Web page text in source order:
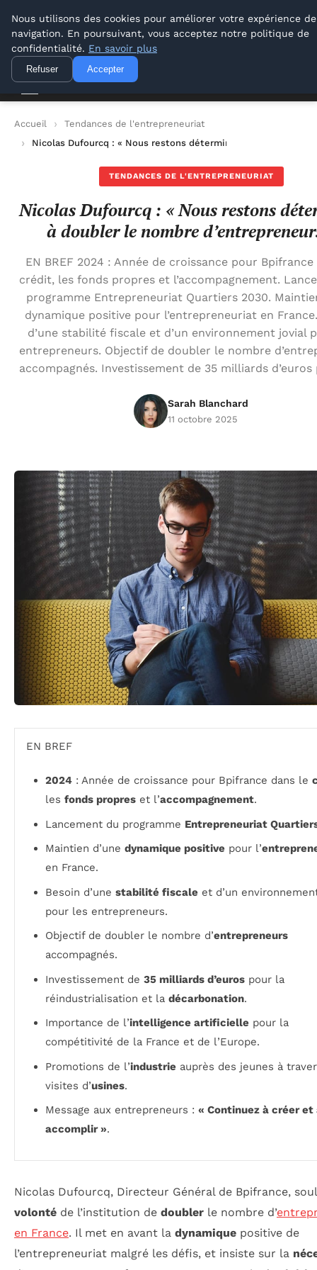
Lyon Photos
Lyon Photos
Accueil
Tendances de l'entrepreneuriat
Nicolas Dufourcq : « Nous restons déterminés à doubler le
TENDANCES DE L'ENTREPRENEURIAT
Nicolas Dufourcq : « Nous restons
à doubler le nombre
EN BREF 2024 : Année de croissance pour
crédit, les fonds propres et l’accompagnement.
programme Entrepreneuriat Quartiers 2030.
dynamique positive pour l’entrepreneuriat en
d’une stabilité fiscale et d’un environnement jovial
entrepreneurs. Objectif de doubler le nombre
accompagnés. Investissement de 35 milliards
Sarah Blanchard
11 octobre 2025
EN BREF
2024 : Année de croissance pour Bpifrance dans le
les fonds propres et l’accompagnement.
Lancement du programme Entrepreneuriat
Maintien d’une dynamique positive pour l’
en France.
Besoin d’une stabilité fiscale et d’un
pour les entrepreneurs.
Objectif de doubler le nombre d’entrepreneurs
accompagnés.
Investissement de 35 milliards d’euros pour la
réindustrialisation et la décarbonation.
Importance de l’intelligence artificielle pour la
compétitivité de la France et de l’Europe.
Promotions de l’industrie auprès des jeunes à
visites d’usines.
Message aux entrepreneurs : « Continuez à créer et
accomplir ».
Nicolas Dufourcq, Directeur Général de Bpifrance,
volonté de l’institution de doubler le nombre d’
en France. Il met en avant la dynamique positive de
l’entrepreneuriat malgré les défis, et insiste sur la
Nous utilisons des cookies pour améliorer votre expérience de
navigation. En poursuivant, vous acceptez notre politique de
confidentialité. En savoir plus
Refuser Accepter